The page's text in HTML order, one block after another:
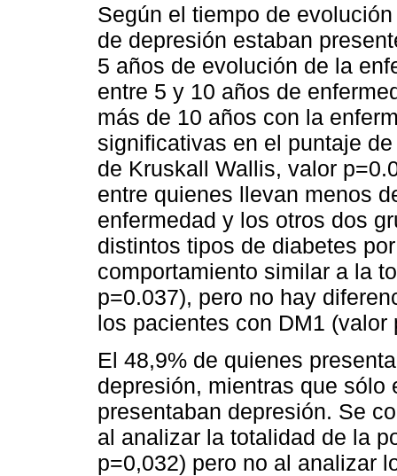
Según el tiempo de
de depresión estaban
5 años de evolución de la
entre 5 y 10 años de
más de 10 años con la
significativas en el puntaje
de Kruskall Wallis, valor
entre quienes llevan menos
enfermedad y los otros dos
distintos tipos de diabetes
comportamiento similar a la
p=0.037), pero no hay
los pacientes con DM1 (valor
El 48,9% de quienes
depresión, mientras que
presentaban depresión. Se
al analizar la totalidad de la
p=0,032) pero no al analizar